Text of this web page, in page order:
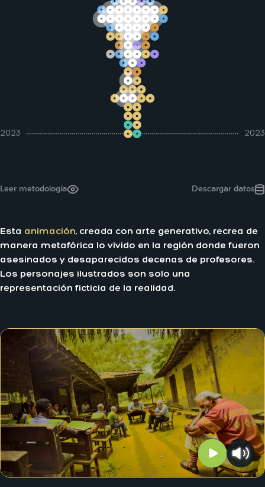
2023 2023
Leer metodología Descargar datos
Esta animación, creada con arte generativo, recrea de
manera metafórica lo vivido en la región donde fueron
asesinados y desaparecidos decenas de profesores.
Los personajes ilustrados son solo una
representación ficticia de la realidad.